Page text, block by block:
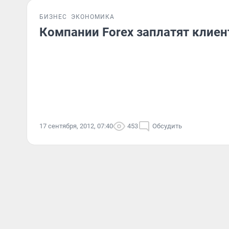
БИЗНЕС ЭКОНОМИКА
Компании Forex заплатят
17 сентября, 2012, 07:40 453 Обсудить